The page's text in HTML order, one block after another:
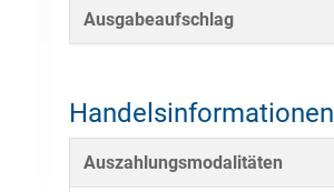
Ausgabeaufschlag
Handelsinformationen
Auszahlungsmodalitäten